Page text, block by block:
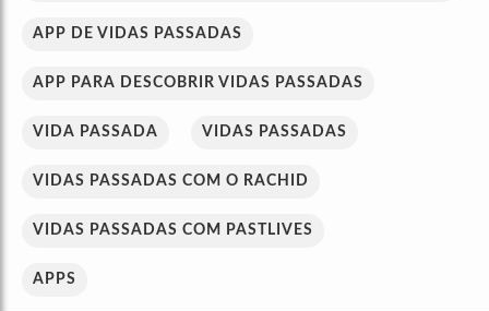
APP DE VIDAS PASSADAS
APP PARA DESCOBRIR VIDAS PASSADAS
VIDA PASSADA VIDAS PASSADAS
VIDAS PASSADAS COM O RACHID
VIDAS PASSADAS COM PASTLIVES
APPS